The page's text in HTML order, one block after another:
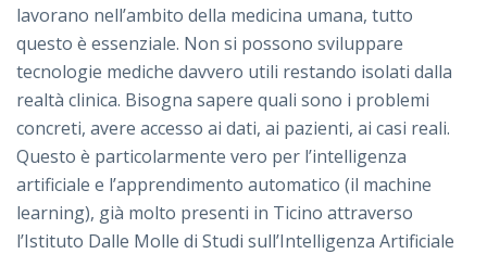
lavorano nell’ambito della medicina umana, tutto
questo è essenziale. Non si possono sviluppare
tecnologie mediche davvero utili restando isolati dalla
realtà clinica. Bisogna sapere quali sono i problemi
concreti, avere accesso ai dati, ai pazienti, ai casi reali.
Questo è particolarmente vero per l’intelligenza
artificiale e l’apprendimento automatico (il machine
learning), già molto presenti in Ticino attraverso
l’Istituto Dalle Molle di Studi sull’Intelligenza Artificiale